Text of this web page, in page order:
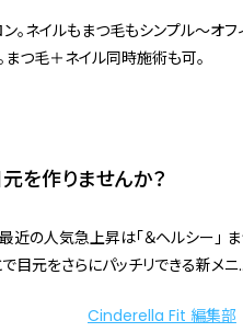
。ネイルもまつ毛もシンプル〜オフ
つ毛＋ネイル同時施術も可。
を作りませんか？
元をさらにパッチリできる新メニ
Cinderella Fit 編集部